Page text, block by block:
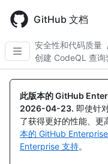
main
content
GitHub 文档
安全性和代码质量
创建 CodeQL 查询
此版本的 GitHub
2026-04-23. 即使针
了获得更好的性能、更
本的 GitHub Enterprise
Enterprise 支持。